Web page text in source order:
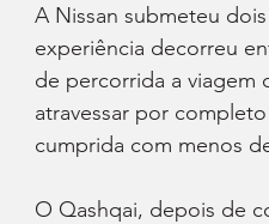
A Nissan submeteu
experiência decorreu
de percorrida a viagem
atravessar por
cumprida com menos
O Qashqai, depois de